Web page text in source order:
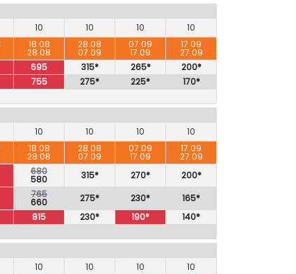
10 10 10
10
18.08
28.08
28.08
07.09
07.09
17.09
17.09
27.09
695 315* 265*
200*
755 275* 225*
170*
10 10 10
10
18.08
28.08
28.08
07.09
07.09
17.09
17.09
27.09
680
580 315* 270*
200*
765
660 275* 230*
165*
815 230* 190*
140*
10 10 10
10